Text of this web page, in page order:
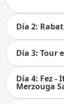
Día 2:
Día 3: Tour
Día 4: Fez -
Merzouga